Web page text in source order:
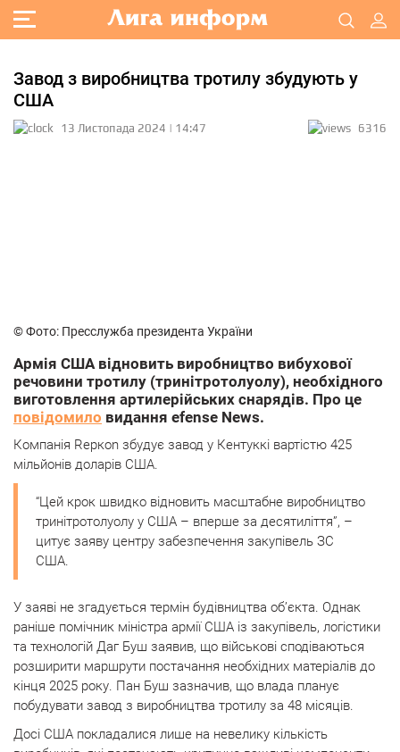
Завод з виробництва тротилу збудують у
США
13 Листопада 2024 | 14:47 6316
© Фото: Пресслужба президента України
Армія США відновить виробництво вибухової
речовини тротилу (тринітротолуолу), необхідного
виготовлення артилерійських снарядів. Про це
повідомило видання efense News.
Компанія Repкon збудує завод у Кентуккі вартістю 425
мільйонів доларів США.
“Цей крок швидко відновить масштабне виробництво
тринітротолуолу у США – вперше за десятиліття”, –
цитує заяву центру забезпечення закупівель ЗС
США.
У заяві не згадується термін будівництва об’єкта. Однак
раніше помічник міністра армії США із закупівель, логістики
та технологій Даг Буш заявив, що військові сподіваються
розширити маршрути постачання необхідних матеріалів до
кінця 2025 року. Пан Буш зазначив, що влада планує
побудувати завод з виробництва тротилу за 48 місяців.
Досі США покладалися лише на невелику кількість